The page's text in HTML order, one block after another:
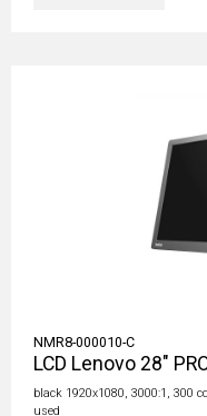
NMR8-000010-C
LCD Lenovo 28"
black 1920x1080, 3000:1, 300
used